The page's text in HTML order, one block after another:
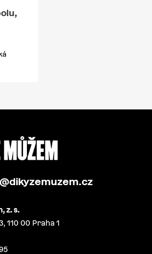
z. s.
110 00 Praha 1